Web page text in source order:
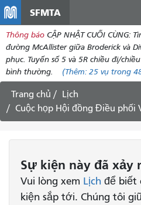
SFMTA
Thông báo CẬP NHẬT CUỐI CÙNG:
đường McAllister giữa Broderick và
phục. Tuyến số 5 và 5R chiều đi/
bình thường.
(Thêm: 25 vụ trong
Trang chủ
Lịch
Cuộc họp Hội đồng Điều phối Vận tải Hành
Sự kiện này đã xảy
Vui lòng xem Lịch để biết
kiện sắp tới. Chúng tôi